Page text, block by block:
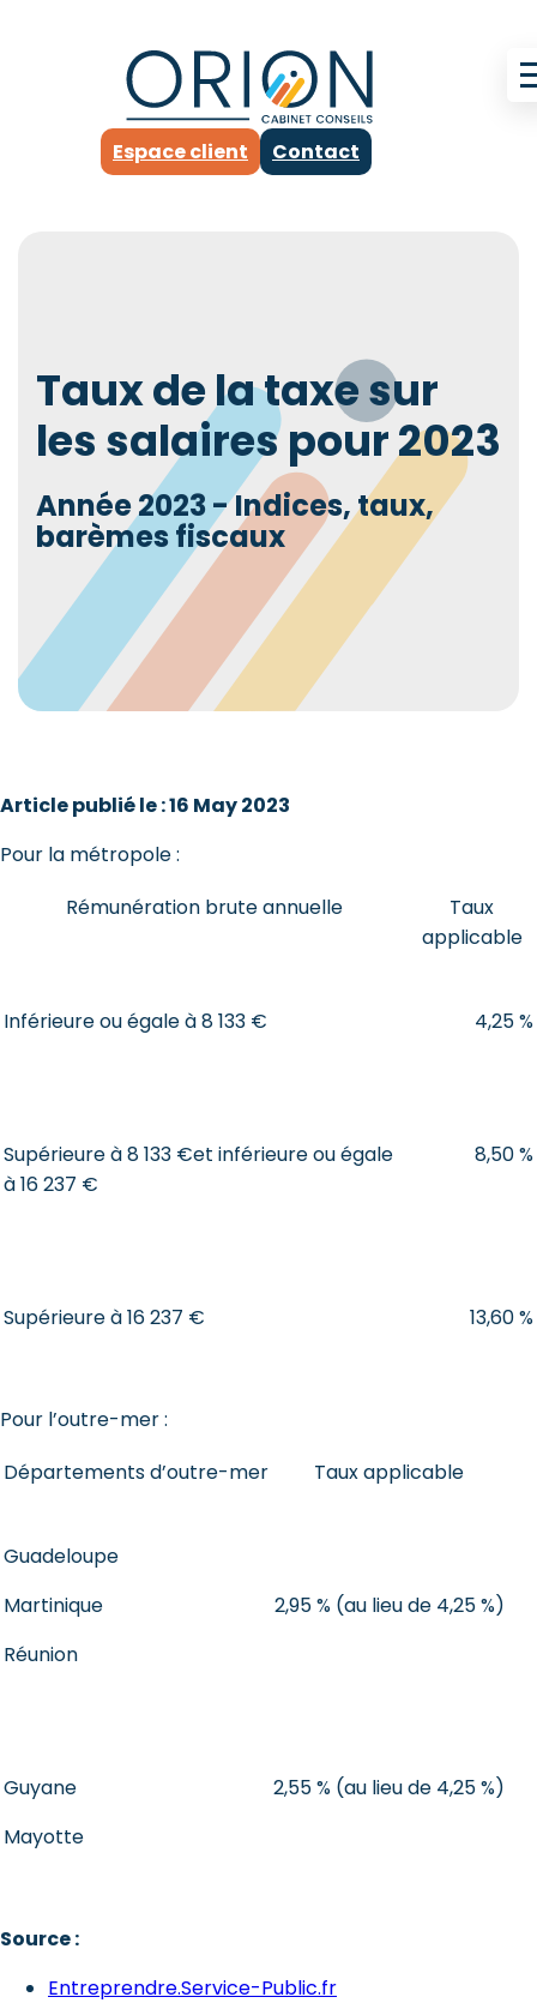
Espace client Contact
Taux de la taxe sur
les salaires pour 2023
Année 2023 - Indices, taux,
barèmes fiscaux
Article publié le : 16 May 2023
Pour la métropole :
Rémunération brute annuelle
Taux
applicable
Inférieure ou égale à 8 133 € 4,25 %
Supérieure à 8 133 €et inférieure ou égale
à 16 237 €
8,50 %
Supérieure à 16 237 € 13,60 %
Pour l’outre-mer :
Départements d’outre-mer
Taux applicable
Guadeloupe
Martinique
Réunion
2,95 % (au lieu de 4,25 %)
Guyane
Mayotte
2,55 % (au lieu de 4,25 %)
Source :
Entreprendre.Service-Public.fr